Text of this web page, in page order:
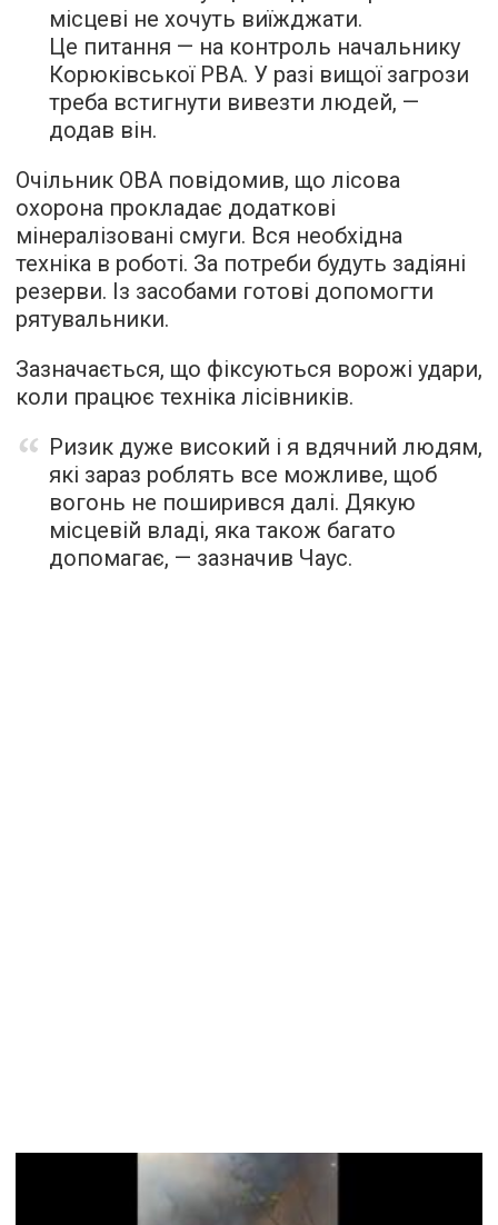
місцеві не хочуть виїжджати.
Це питання — на контроль начальнику
Корюківської РВА. У разі вищої загрози
треба встигнути вивезти людей, —
додав він.
Очільник ОВА повідомив, що лісова
охорона прокладає додаткові
мінералізовані смуги. Вся необхідна
техніка в роботі. За потреби будуть задіяні
резерви. Із засобами готові допомогти
рятувальники.
Зазначається, що фіксуються ворожі удари,
коли працює техніка лісівників.
Ризик дуже високий і я вдячний людям,
які зараз роблять все можливе, щоб
вогонь не поширився далі. Дякую
місцевій владі, яка також багато
допомагає, — зазначив Чаус.